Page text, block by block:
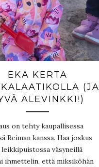
EKA KERTA
(JA
ALEVINKKI!)
on tehty kaupallisessa
Reiman kanssa. Haa joskus
leikkipuistossa väsyneillä
ihmettelin, että miksiköhän